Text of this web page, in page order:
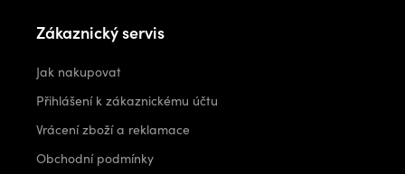
Zákaznický servis
Jak nakupovat
Přihlášení k zákaznickému účtu
Vrácení zboží a reklamace
Obchodní podmínky